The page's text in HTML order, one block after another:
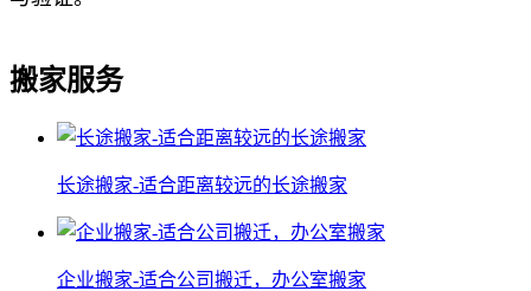
搬家服务
长途搬家-适合距离较远的长途搬家
企业搬家-适合公司搬迁，办公室搬家